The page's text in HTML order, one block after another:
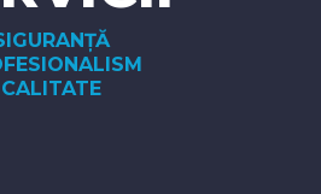
CALITATE